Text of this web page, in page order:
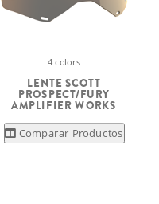
4 colors
LENTE SCOTT
PROSPECT/FURY
AMPLIFIER WORKS
Comparar Productos